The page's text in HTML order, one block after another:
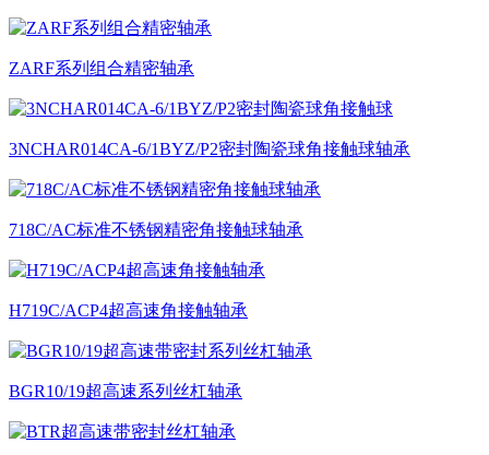
ZARF系列组合精密轴承
3NCHAR014CA-6/1BYZ/P2密封陶瓷球角接触球轴承
718C/AC标准不锈钢精密角接触球轴承
H719C/ACP4超高速角接触轴承
BGR10/19超高速系列丝杠轴承